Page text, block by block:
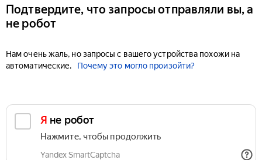
Подтвердите, что запросы отправляли вы, а
не робот
Нам очень жаль, но запросы с вашего устройства похожи на
автоматические.
Почему это могло произойти?
Я не робот
Нажмите, чтобы продолжить
Yandex SmartCaptcha